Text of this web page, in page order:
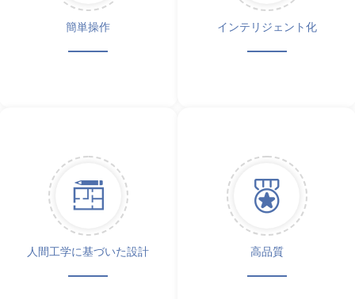
簡単操作 インテリジェント化
人間工学に基づいた設計 高品質